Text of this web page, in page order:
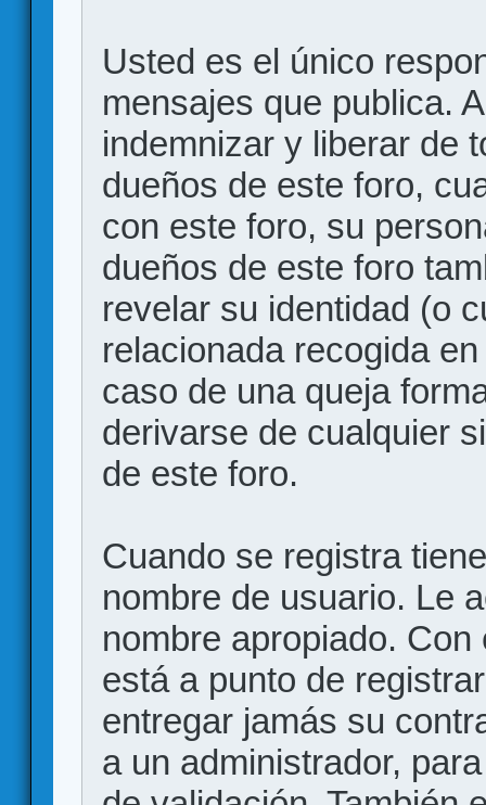
Usted es el único
mensajes que publica.
indemnizar y liberar de
dueños de este foro,
con este foro, su
dueños de este foro
revelar su identidad (o
relacionada recogida
caso de una queja
derivarse de cualquier
de este foro.
Cuando se registra
nombre de usuario. Le
nombre apropiado.
está a punto de
entregar jamás su
a un administrador,